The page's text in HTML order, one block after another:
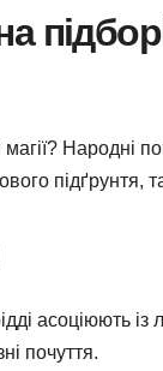
Народні
підґрунтя,
асоціюють
почуття.